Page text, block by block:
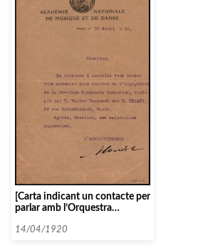
[Carta indicant un contacte per
parlar amb l’Orquestra
14/04/1920